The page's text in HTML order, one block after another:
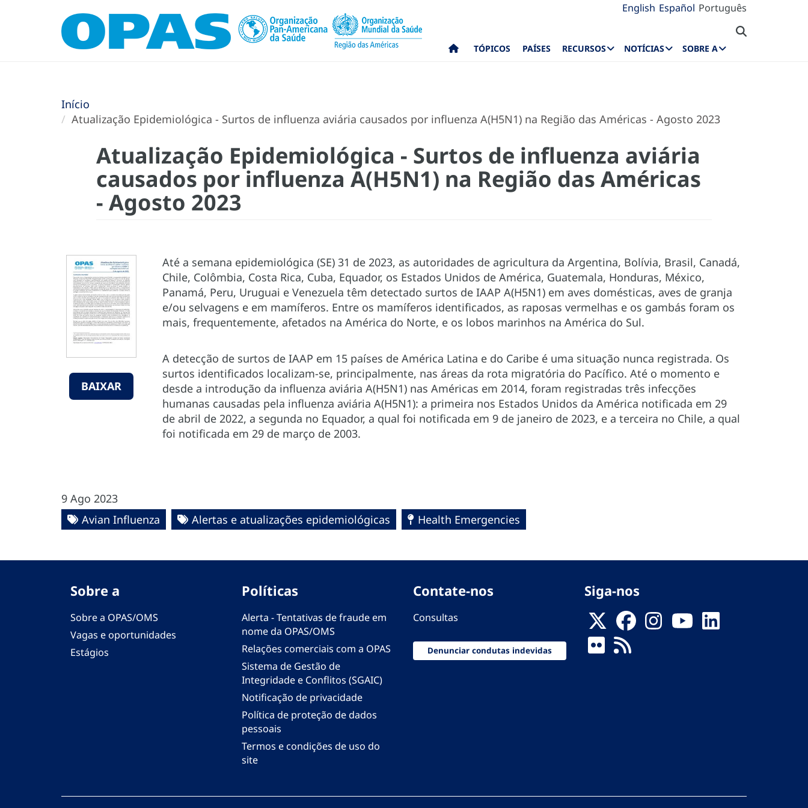
English Español Português
TÓPICOS PAÍSES RECURSOS NOTÍCIAS SOBRE A
Início
Atualização Epidemiológica - Surtos de influenza aviária causados por influenza A(H5N1) na Região das Américas - Agosto 2023
Atualização Epidemiológica - Surtos de influenza aviária
causados por influenza A(H5N1) na Região das Américas
- Agosto 2023
BAIXAR
Até a semana epidemiológica (SE) 31 de 2023, as autoridades de agricultura da Argentina, Bolívia, Brasil, Canadá,
Chile, Colômbia, Costa Rica, Cuba, Equador, os Estados Unidos de América, Guatemala, Honduras, México,
Panamá, Peru, Uruguai e Venezuela têm detectado surtos de IAAP A(H5N1) em aves domésticas, aves de granja
e/ou selvagens e em mamíferos. Entre os mamíferos identificados, as raposas vermelhas e os gambás foram os
mais, frequentemente, afetados na América do Norte, e os lobos marinhos na América do Sul.
A detecção de surtos de IAAP em 15 países de América Latina e do Caribe é uma situação nunca registrada. Os
surtos identificados localizam-se, principalmente, nas áreas da rota migratória do Pacífico. Até o momento e
desde a introdução da influenza aviária A(H5N1) nas Américas em 2014, foram registradas três infecções
humanas causadas pela influenza aviária A(H5N1): a primeira nos Estados Unidos da América notificada em 29
de abril de 2022, a segunda no Equador, a qual foi notificada em 9 de janeiro de 2023, e a terceira no Chile, a qual
foi notificada em 29 de março de 2003.
9 Ago 2023
Avian Influenza
Alertas e atualizações epidemiológicas Health Emergencies
Sobre a
Sobre a OPAS/OMS
Vagas e oportunidades
Estágios
Políticas
Alerta - Tentativas de fraude em
nome da OPAS/OMS
Relações comerciais com a OPAS
Sistema de Gestão de
Integridade e Conflitos (SGAIC)
Notificação de privacidade
Política de proteção de dados
pessoais
Termos e condições de uso do
site
Contate-nos
Consultas
Denunciar condutas indevidas
Siga-nos